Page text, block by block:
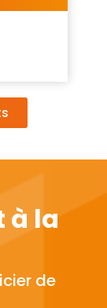
à la
de